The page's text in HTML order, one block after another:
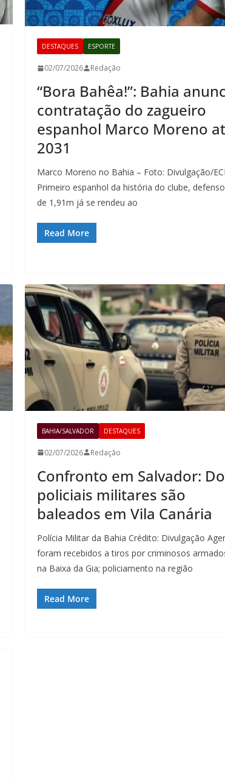
DESTAQUES ESPORTE
02/07/2026 Redação
“Bora Bahêa!”: Bahia
contratação do zagueiro
espanhol Marco Moreno
2031
Marco Moreno no Bahia – Foto: Divulgação/
Primeiro espanhol da história do clube,
de 1,91m já se rendeu ao
Read More
BAHIA/SALVADOR DESTAQUES
02/07/2026 Redação
Confronto em Salvador:
policiais militares são
baleados em Vila Canária
Polícia Militar da Bahia Crédito: Divulgação
foram recebidos a tiros por criminosos
na Baixa da Gia; policiamento na região
Read More